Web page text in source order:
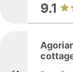
9.1